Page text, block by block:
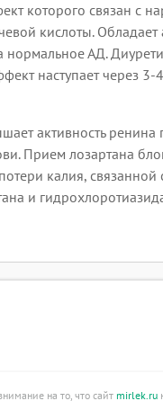
которого связан с
кислоты. Обладает
АД.
наступает через
активность
Прием лозартана
калия,
и
на то, что сайт mirlek.ru